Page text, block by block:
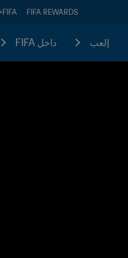
FIFA REWARDS
FIFA+
إلعب داخل FIFA